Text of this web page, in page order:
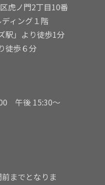
虎ノ門2丁目10番
ィング１階
駅」より徒歩1分
徒歩６分
午後 15:30〜
までとなりま